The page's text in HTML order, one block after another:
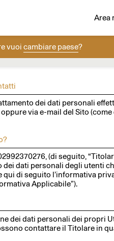
vuoicambiare paese?
Area
Contatti
dei dati personali
via e-mail del Sito
(di seguito,
dati personali degli utenti
di seguito l’informativa
Applicabile”).
dei dati personali dei propri
contattare il Titolare in